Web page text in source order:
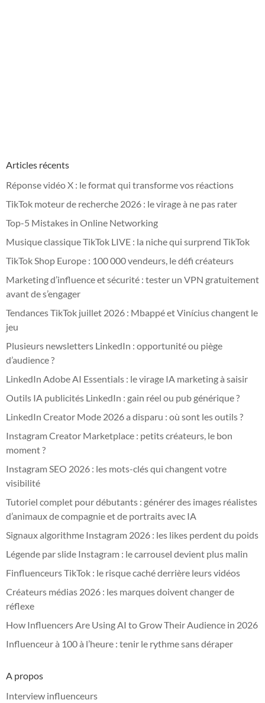
Articles récents
Réponse vidéo X : le format qui transforme vos réactions
TikTok moteur de recherche 2026 : le virage à ne pas rater
Top-5 Mistakes in Online Networking
Musique classique TikTok LIVE : la niche qui surprend TikTok
TikTok Shop Europe : 100 000 vendeurs, le défi créateurs
Marketing d’influence et sécurité : tester un VPN gratuitement
avant de s’engager
Tendances TikTok juillet 2026 : Mbappé et Vinícius changent le
jeu
Plusieurs newsletters LinkedIn : opportunité ou piège
d’audience ?
LinkedIn Adobe AI Essentials : le virage IA marketing à saisir
Outils IA publicités LinkedIn : gain réel ou pub générique ?
LinkedIn Creator Mode 2026 a disparu : où sont les outils ?
Instagram Creator Marketplace : petits créateurs, le bon
moment ?
Instagram SEO 2026 : les mots-clés qui changent votre
visibilité
Tutoriel complet pour débutants : générer des images réalistes
d’animaux de compagnie et de portraits avec IA
Signaux algorithme Instagram 2026 : les likes perdent du poids
Légende par slide Instagram : le carrousel devient plus malin
Finfluenceurs TikTok : le risque caché derrière leurs vidéos
Créateurs médias 2026 : les marques doivent changer de
réflexe
How Influencers Are Using AI to Grow Their Audience in 2026
Influenceur à 100 à l’heure : tenir le rythme sans déraper
A propos
Interview influenceurs